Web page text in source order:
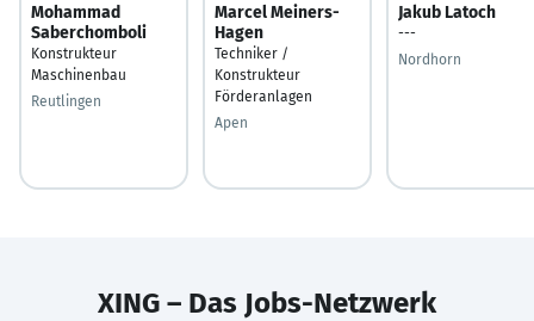
Mohammad
Saberchomboli
Konstrukteur
Maschinenbau
Reutlingen
Marcel Meiners-
Hagen
Techniker /
Konstrukteur
Förderanlagen
Apen
Jakub Latoch
---
Nordhorn
XING – Das Jobs-Netzwerk